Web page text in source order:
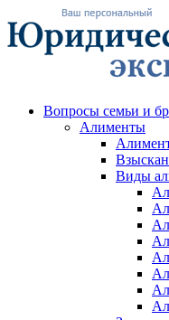
Вопросы семьи и
Алименты
Виды